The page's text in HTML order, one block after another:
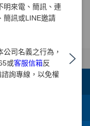
明來電、簡訊、連
簡訊或LINE邀請
司名義之行為，
或客服信箱反
詢專線，以免權